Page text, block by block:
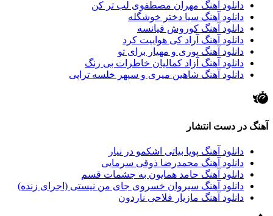
دانلود آهنگ مهران مصطفوی لب تر کن
دانلود آهنگ سیا دختر خوشگله
دانلود آهنگ کوروش فیانسه
دانلود آهنگ آراد کی هواییت کرد
دانلود آهنگ پوری و مهیار برای تو
دانلود آهنگ آزاد کمالیان خاطرات بی رنگ
دانلود آهنگ شاهین میری و سپهر خلسه تراپی
آهنگ در دست انتشار
دانلود آهنگ پویا بیاتی اشکمو در نیار
دانلود آهنگ محمدرضا ذوقی سرمایی
دانلود آهنگ حامد همایون به جشمات قسم
دانلود آهنگ سیروان خسروی جای من نیستی (اجرای زنده)
دانلود آهنگ مازیار فلاحی ناردون